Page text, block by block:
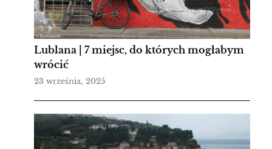
Lublana | 7 miejsc, do których mogłabym
wrócić
23 września, 2025